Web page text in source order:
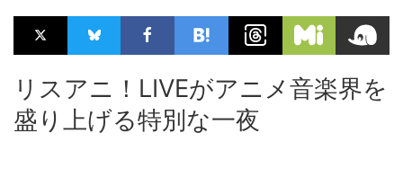
リスアニ！LIVEがアニメ音楽界を
盛り上げる特別な一夜